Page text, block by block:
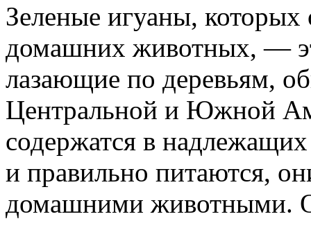
Зеленые игуаны, которых
домашних животных, —
лазающие по деревьям,
Центральной и Южной
содержатся в
и правильно питаются,
домашними животными.